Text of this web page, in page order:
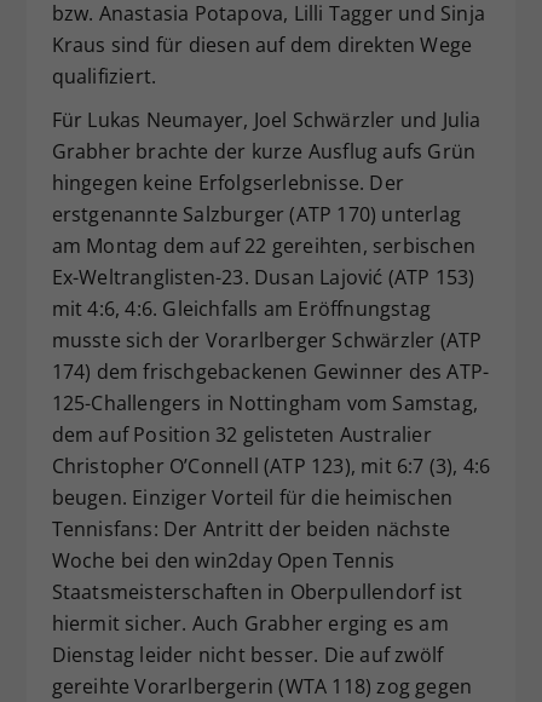
bzw. Anastasia Potapova, Lilli Tagger und Sinja
Kraus sind für diesen auf dem direkten Wege
qualifiziert.
Für Lukas Neumayer, Joel Schwärzler und Julia
Grabher brachte der kurze Ausflug aufs Grün
hingegen keine Erfolgserlebnisse. Der
erstgenannte Salzburger (ATP 170) unterlag
am Montag dem auf 22 gereihten, serbischen
Ex-Weltranglisten-23. Dusan Lajović (ATP 153)
mit 4:6, 4:6. Gleichfalls am Eröffnungstag
musste sich der Vorarlberger Schwärzler (ATP
174) dem frischgebackenen Gewinner des ATP-
125-Challengers in Nottingham vom Samstag,
dem auf Position 32 gelisteten Australier
Christopher O’Connell (ATP 123), mit 6:7 (3), 4:6
beugen. Einziger Vorteil für die heimischen
Tennisfans: Der Antritt der beiden nächste
Woche bei den win2day Open Tennis
Staatsmeisterschaften in Oberpullendorf ist
hiermit sicher. Auch Grabher erging es am
Dienstag leider nicht besser. Die auf zwölf
gereihte Vorarlbergerin (WTA 118) zog gegen